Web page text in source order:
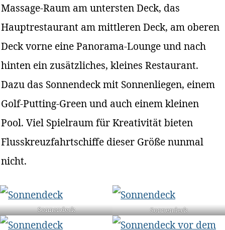
Massage-Raum am untersten Deck, das
Hauptrestaurant am mittleren Deck, am oberen
Deck vorne eine Panorama-Lounge und nach
hinten ein zusätzliches, kleines Restaurant.
Dazu das Sonnendeck mit Sonnenliegen, einem
Golf-Putting-Green und auch einem kleinen
Pool. Viel Spielraum für Kreativität bieten
Flusskreuzfahrtschiffe dieser Größe nunmal
nicht.
Sonnendeck Sonnendeck